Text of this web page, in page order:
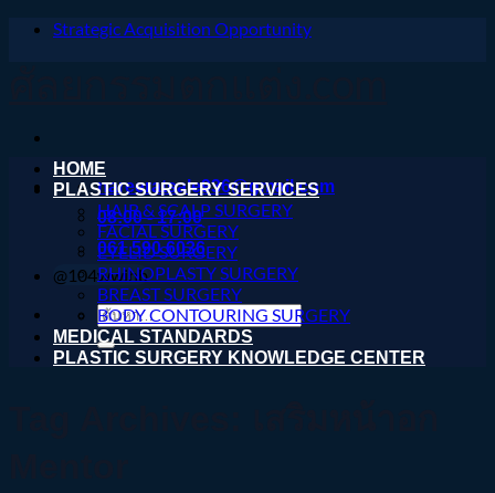
ข้าม
Strategic Acquisition Opportunity
nareeratsale936@gmail.com
08:00 - 17:00
061 590 6036
@104wwihb
ค้นหา:
HOME
PLASTIC SURGERY SERVICES
HAIR & SCALP SURGERY
FACIAL SURGERY
EYELID SURGERY
RHINOPLASTY SURGERY
BREAST SURGERY
BODY CONTOURING SURGERY
MEDICAL STANDARDS
PLASTIC SURGERY KNOWLEDGE CENTER